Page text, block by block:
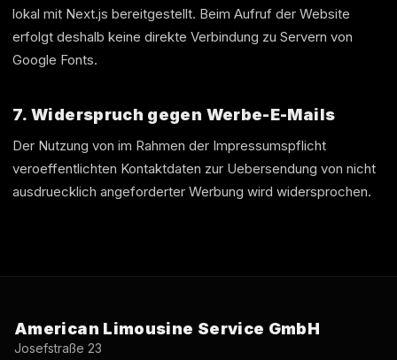
lokal mit Next.js bereitgestellt. Beim Aufruf der Website
erfolgt deshalb keine direkte Verbindung zu Servern von
Google Fonts.
7. Widerspruch gegen Werbe-E-Mails
Der Nutzung von im Rahmen der Impressumspflicht
veroeffentlichten Kontaktdaten zur Uebersendung von nicht
ausdruecklich angeforderter Werbung wird widersprochen.
American Limousine Service GmbH
Josefstraße 23